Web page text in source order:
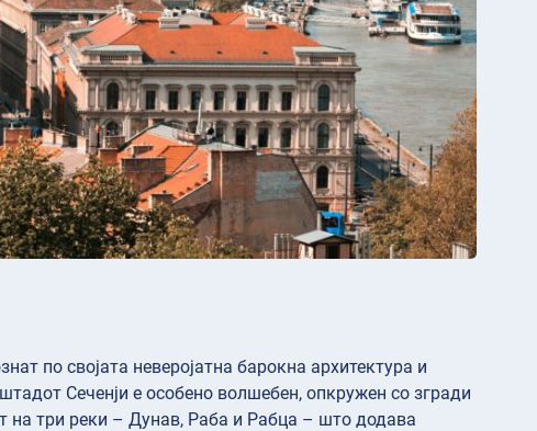
по својата неверојатна барокна архитектура и
Сеченји е особено волшебен, опкружен со згради
на три реки – Дунав, Раба и Рабца – што додава